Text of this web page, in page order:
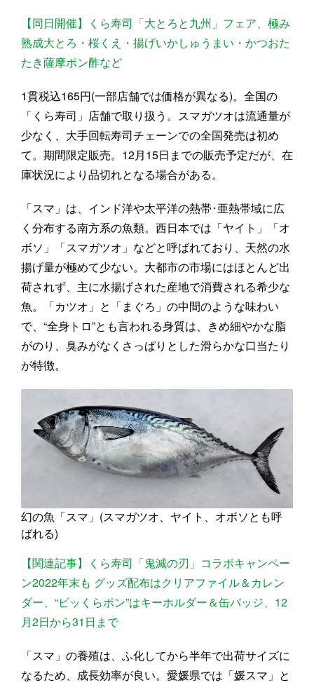
【同日開催】くら寿司「大とろと九州」フェア、極み
熟成大とろ・桜くえ・揚げいかしゅうまい・かつおた
たき薩摩ポン酢など
1貫税込165円(一部店舗では価格が異なる)。全国の
「くら寿司」店舗で取り扱う。スマガツオは流通量が
少なく、大手回転寿司チェーンでの全国発売は初め
て。期間限定販売。12月15日までの販売予定だが、在
庫状況により品切れとなる場合がある。
「スマ」は、インド洋や太平洋の熱帯･亜熱帯域に広
く分布する南方系の魚類。西日本では「ヤイト」「オ
ボソ」「スマガツオ」などと呼ばれており、天然の水
揚げ量が極めて少ない。大都市の市場にはほとんど出
荷されず、主に水揚げされた産地で消費される希少な
魚。「カツオ」と「まぐろ」の中間のような味わい
で、“全身トロ”とも言われる身質は、きめ細やかな脂
がのり、臭みがなくさっぱりとした滑らかな口当たり
が特徴。
幻の魚「スマ」(スマガツオ、ヤイト、オボソとも呼
ばれる)
【関連記事】くら寿司「鬼滅の刃」コラボキャンペー
ン2022年末も グッズ配布はクリアファイル＆カレン
ダー、“ビッくらポン”はキーホルダー＆缶バッジ、12
月2日から31日まで
「スマ」の養殖は、ふ化してから半年で出荷サイズに
なるため、成長効率が良い。愛媛県では「媛スマ」と